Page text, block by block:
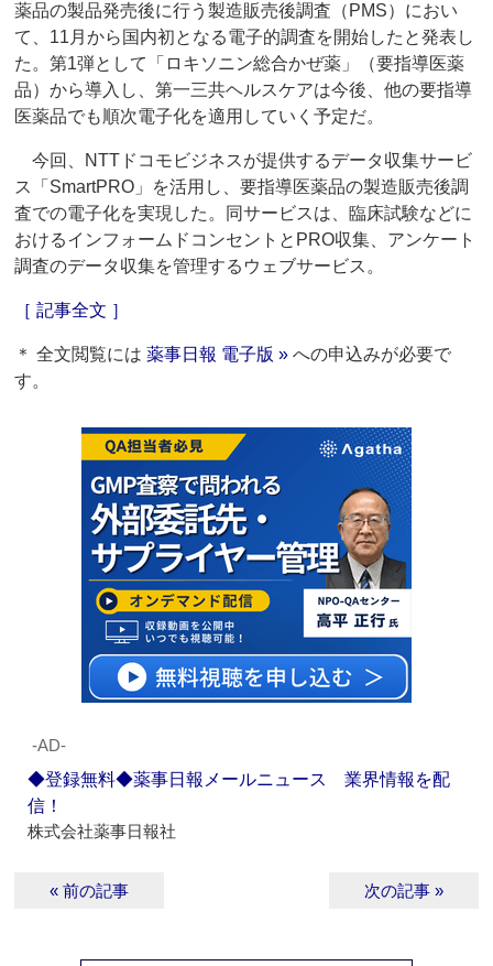
薬品の製品発売後に行う製造販売後調査（PMS）におい
て、11月から国内初となる電子的調査を開始したと発表し
た。第1弾として「ロキソニン総合かぜ薬」（要指導医薬
品）から導入し、第一三共ヘルスケアは今後、他の要指導
医薬品でも順次電子化を適用していく予定だ。
今回、NTTドコモビジネスが提供するデータ収集サービ
ス「SmartPRO」を活用し、要指導医薬品の製造販売後調
査での電子化を実現した。同サービスは、臨床試験などに
おけるインフォームドコンセントとPRO収集、アンケート
調査のデータ収集を管理するウェブサービス。
［ 記事全文 ］
＊ 全文閲覧には薬事日報 電子版 » への申込みが必要で
す。
‐AD‐
◆登録無料◆薬事日報メールニュース 業界情報を配
信！
株式会社薬事日報社
« 前の記事 次の記事 »